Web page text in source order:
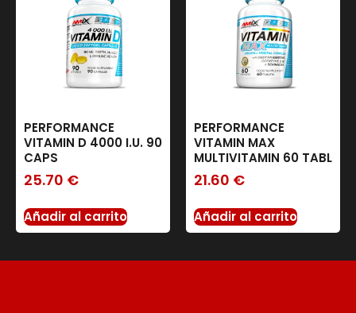
PERFORMANCE
VITAMIN D 4000 I.U. 90
CAPS
25.70 €
Añadir al carrito
PERFORMANCE
VITAMIN MAX
MULTIVITAMIN 60 TABL
21.60 €
Añadir al carrito